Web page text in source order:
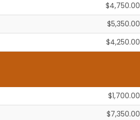
$4,750.00
$5,350.00
$4,250.00
$1,700.00
$7,350.00